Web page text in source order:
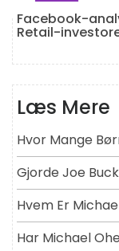
Facebook-
Retail-
Læs Mere
Hvor Mange
Gjorde Joe
Hvem Er
Har Michael